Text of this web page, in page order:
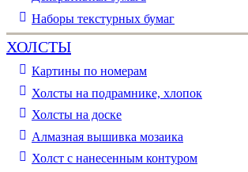
Наборы текстурных бумаг
ХОЛСТЫ
Картины по номерам
Холсты на подрамнике, хлопок
Холсты на доске
Алмазная вышивка мозаика
Холст с нанесенным контуром